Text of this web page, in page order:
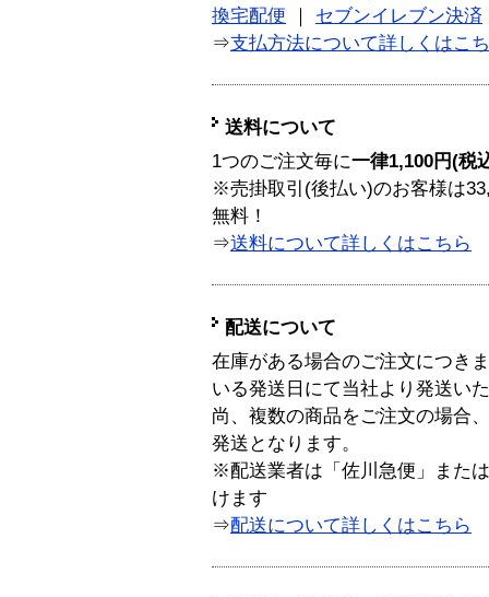
換宅配便 ｜ セブンイレブン決済
⇒支払方法について詳しくはこ
送料について
1つのご注文毎に一律1,100円(税
※売掛取引(後払い)のお客様は
無料！
⇒送料について詳しくはこちら
配送について
在庫がある場合のご注文につき
いる発送日にて当社より発送い
尚、複数の商品をご注文の場合
発送となります。
※配送業者は「佐川急便」また
けます
⇒配送について詳しくはこちら